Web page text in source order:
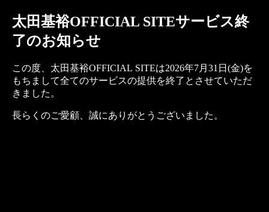
太田基裕OFFICIAL SITEサービス終
了のお知らせ
この度、太田基裕OFFICIAL SITEは2026年7月31日(金)を
もちまして全てのサービスの提供を終了とさせていただ
きました。
長らくのご愛顧、誠にありがとうございました。